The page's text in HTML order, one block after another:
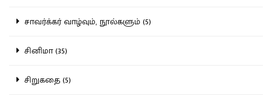
சாவர்க்கர் வாழ்வும், நூல்களும் (5)
சினிமா (35)
சிறுகதை (5)